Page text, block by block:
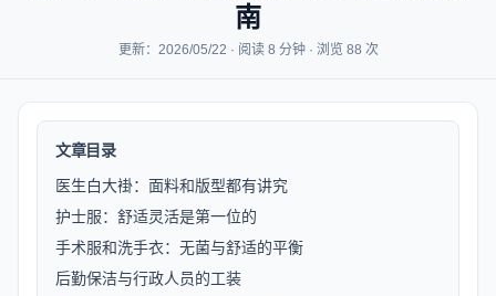
南
更新：2026/05/22 · 阅读 8 分钟 · 浏览 88 次
文章目录
医生白大褂：面料和版型都有讲究
护士服：舒适灵活是第一位的
手术服和洗手衣：无菌与舒适的平衡
后勤保洁与行政人员的工装